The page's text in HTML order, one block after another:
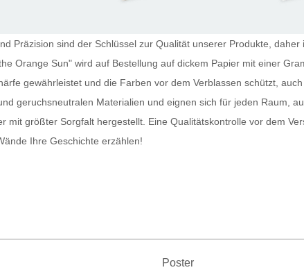
Präzision sind der Schlüssel zur Qualität unserer Produkte,
Orange Sun" wird auf Bestellung auf dickem Papier mit einer
gewährleistet und die Farben vor dem Verblassen schützt,
geruchsneutralen Materialien und eignen sich für jeden Raum,
mit größter Sorgfalt hergestellt. Eine Qualitätskontrolle vor dem
Ihre Geschichte erzählen!
Poster